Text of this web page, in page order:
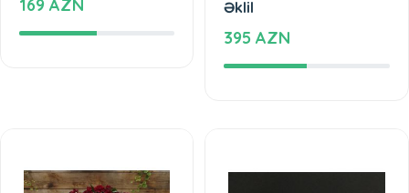
169 AZN Əklil
395 AZN